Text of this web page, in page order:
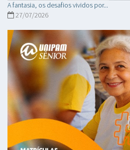
A fantasia, os desafios vividos por...
27/07/2026